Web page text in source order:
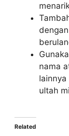
nama
ultah
Related